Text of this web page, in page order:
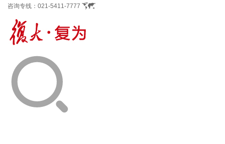
咨询专线： 021-5411-7777